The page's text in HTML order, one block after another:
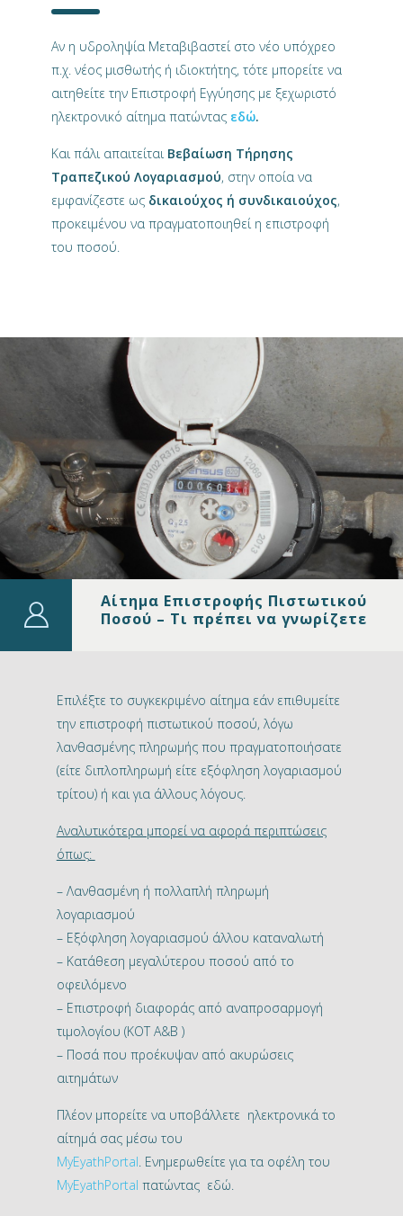
Αν η υδροληψία Μεταβιβαστεί στο νέο υπόχρεο
π.χ. νέος μισθωτής ή ιδιοκτήτης, τότε μπορείτε να
αιτηθείτε την Επιστροφή Εγγύησης με ξεχωριστό
ηλεκτρονικό αίτημα πατώντας εδώ.
Και πάλι απαιτείται Βεβαίωση Τήρησης
Τραπεζικού Λογαριασμού, στην οποία να
εμφανίζεστε ως δικαιούχος ή συνδικαιούχος,
προκειμένου να πραγματοποιηθεί η επιστροφή
του ποσού.
Αίτημα Επιστροφής Πιστωτικού
Ποσού – Τι πρέπει να γνωρίζετε
Επιλέξτε το συγκεκριμένο αίτημα εάν επιθυμείτε
την επιστροφή πιστωτικού ποσού, λόγω
λανθασμένης πληρωμής που πραγματοποιήσατε
(είτε διπλοπληρωμή είτε εξόφληση λογαριασμού
τρίτου) ή και για άλλους λόγους.
Αναλυτικότερα μπορεί να αφορά περιπτώσεις
όπως:
– Λανθασμένη ή πολλαπλή πληρωμή
λογαριασμού
– Εξόφληση λογαριασμού άλλου καταναλωτή
– Κατάθεση μεγαλύτερου ποσού από το
οφειλόμενο
– Επιστροφή διαφοράς από αναπροσαρμογή
τιμολογίου (ΚΟΤ A&B )
– Ποσά που προέκυψαν από ακυρώσεις
αιτημάτων
Πλέον μπορείτε να υποβάλλετε ηλεκτρονικά το
αίτημά σας μέσω του
MyEyathPortal. Ενημερωθείτε για τα οφέλη του
MyEyathPortal πατώντας εδώ.